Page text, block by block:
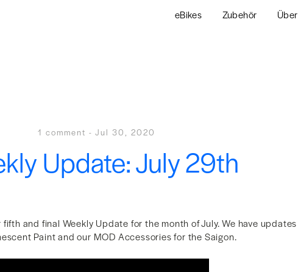
eBikes Zubehör Über
1 comment - Jul 30, 2020
Update: July 29th
and final Weekly Update for the month of July. We have updates
Paint and our MOD Accessories for the Saigon.